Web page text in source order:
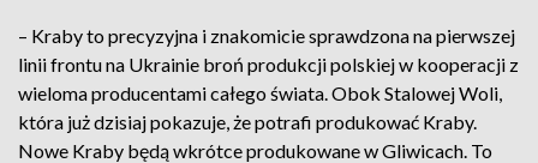
– Kraby to precyzyjna i znakomicie sprawdzona na pierwszej
linii frontu na Ukrainie broń produkcji polskiej w kooperacji z
wieloma producentami całego świata. Obok Stalowej Woli,
która już dzisiaj pokazuje, że potrafi produkować Kraby.
Nowe Kraby będą wkrótce produkowane w Gliwicach. To